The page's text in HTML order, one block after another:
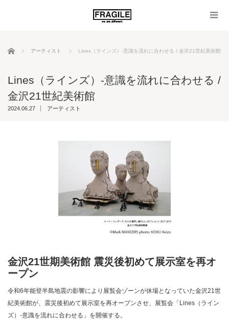
ホーム アーティスト Lines（ラインズ）-意識を流れに合わせる / 金沢21世紀美術館
Lines（ラインズ）-意識を流れに合わせる /
金沢21世紀美術館
2024.06.27 アーティスト
金沢21世期美術館 震災後初めて展示室を再オ
ープン
令和6年能登半島地震の影響により展覧会ゾーンが休場となっていた金沢21世
紀美術館が、震災後初めて展示室を再オープンさせ、展覧会「Lines（ライン
ズ）-意識を流れに合わせる」を開催する。